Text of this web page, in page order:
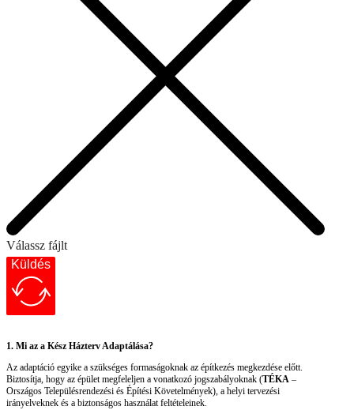
Válassz fájlt
Küldés
1. Mi az a Kész Házterv Adaptálása?
Az adaptáció egyike a szükséges formaságoknak az építkezés megkezdése előtt.
Biztosítja, hogy az épület megfeleljen a vonatkozó jogszabályoknak (TÉKA –
Országos Településrendezési és Építési Követelmények), a helyi tervezési
irányelveknek és a biztonságos használat feltételeinek.